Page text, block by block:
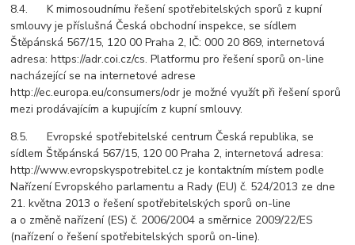
8.4. K mimosoudnímu řešení spotřebitelských sporů z kupní
smlouvy je příslušná Česká obchodní inspekce, se sídlem
Štěpánská 567/15, 120 00 Praha 2, IČ: 000 20 869, internetová
adresa: https://adr.coi.cz/cs. Platformu pro řešení sporů on-line
nacházející se na internetové adrese
http://ec.europa.eu/consumers/odr je možné využít při řešení sporů
mezi prodávajícím a kupujícím z kupní smlouvy.
8.5. Evropské spotřebitelské centrum Česká republika, se
sídlem Štěpánská 567/15, 120 00 Praha 2, internetová adresa:
http://www.evropskyspotrebitel.cz je kontaktním místem podle
Nařízení Evropského parlamentu a Rady (EU) č. 524/2013 ze dne
21. května 2013 o řešení spotřebitelských sporů on-line
a o změně nařízení (ES) č. 2006/2004 a směrnice 2009/22/ES
(nařízení o řešení spotřebitelských sporů on-line).